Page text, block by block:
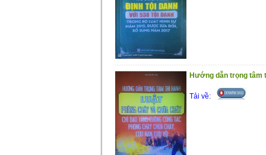
tự quản lý hành chính và thực tiễn áp
Chương 3: Yêu cầu tiếp tục hoàn
xâm phạm trật tự quản lý hành chính
Phụ lục 1: Thống kê khảo sát
2008-2017).
Phụ lục 2: Bộ luật hình sự năm
Cuốn sách này là tài liệu tham
sở đào tạo chuyên ngành luật học,
góp phần xửa lsy công minh, kịp thời
tội; bảo vệ công lý, bảo vệ quyền con
của Nhà nước, quyền và lợi ích hơp
không có lợi cho bị can, bị cáo.
Mặc dù đã rất cố gắng trong quá
tôi mong nhận được những ý kiến đóng
Hướng dẫn trọng tâm
Tải về: